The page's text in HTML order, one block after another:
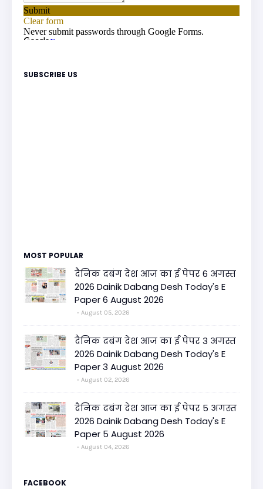
SUBSCRIBE US
MOST POPULAR
दैनिक दबंग देश आज का ई पेपर 6 अगस्त
2026 Dainik Dabang Desh Today's E
Paper 6 August 2026
August 05, 2026
दैनिक दबंग देश आज का ई पेपर 3 अगस्त
2026 Dainik Dabang Desh Today's E
Paper 3 August 2026
August 02, 2026
दैनिक दबंग देश आज का ई पेपर 5 अगस्त
2026 Dainik Dabang Desh Today's E
Paper 5 August 2026
August 04, 2026
FACEBOOK